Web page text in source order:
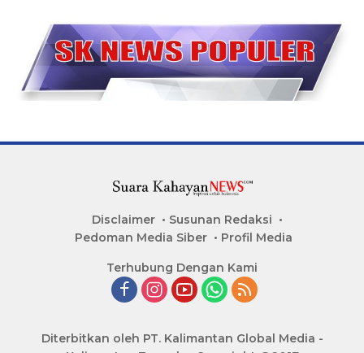
Disclaimer
Susunan Redaksi
Pedoman Media Siber
Profil Media
Terhubung Dengan Kami
Diterbitkan oleh PT. Kalimantan Global Media -